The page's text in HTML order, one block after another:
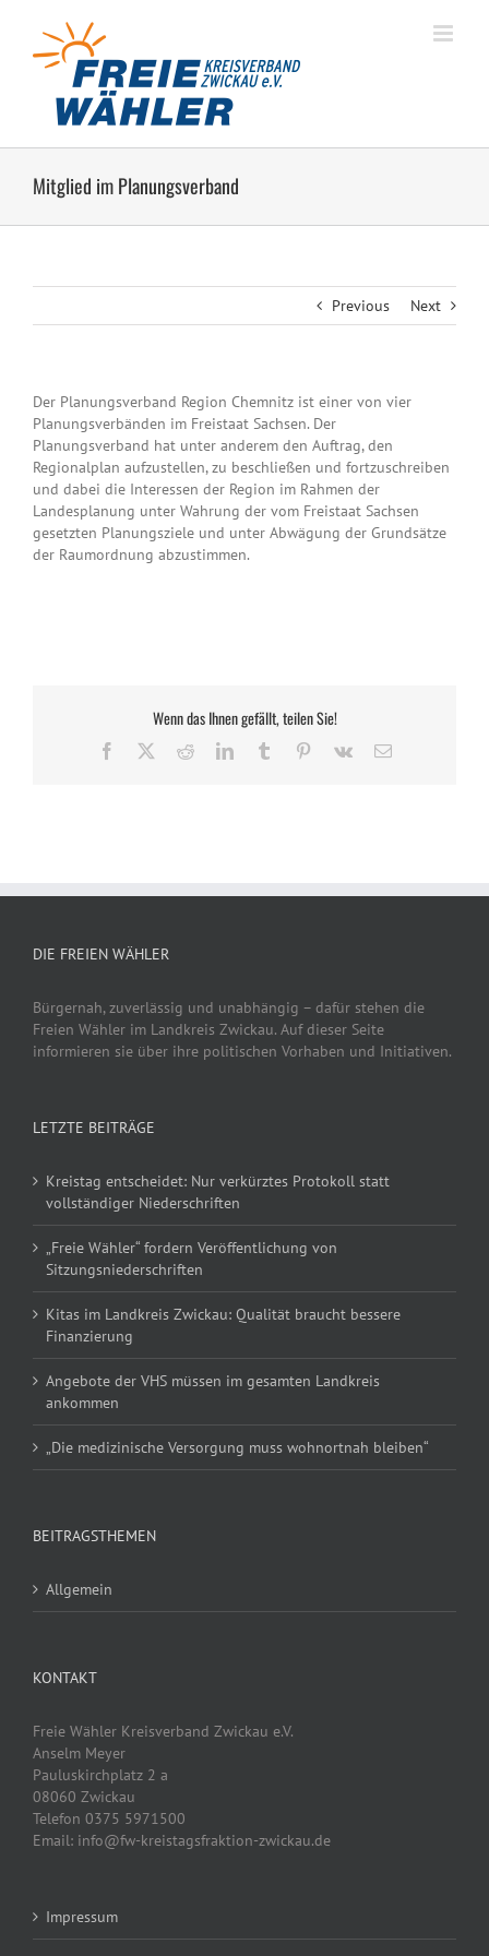
springen
Mitglied im Planungsverband
Previous Next
Der Planungsverband Region Chemnitz ist einer von vier
Planungsverbänden im Freistaat Sachsen. Der
Planungsverband hat unter anderem den Auftrag, den
Regionalplan aufzustellen, zu beschließen und fortzuschreiben
und dabei die Interessen der Region im Rahmen der
Landesplanung unter Wahrung der vom Freistaat Sachsen
gesetzten Planungsziele und unter Abwägung der Grundsätze
der Raumordnung abzustimmen.
Wenn das Ihnen gefällt, teilen Sie!
Facebook RedditLinkedInTumblr Pinterest
Vk
E-
DIE FREIEN WÄHLER
Bürgernah, zuverlässig und unabhängig – dafür stehen die
Freien Wähler im Landkreis Zwickau. Auf dieser Seite
informieren sie über ihre politischen Vorhaben und Initiativen.
LETZTE BEITRÄGE
Kreistag entscheidet: Nur verkürztes Protokoll statt
vollständiger Niederschriften
„Freie Wähler“ fordern Veröffentlichung von
Sitzungsniederschriften
Kitas im Landkreis Zwickau: Qualität braucht bessere
Finanzierung
Angebote der VHS müssen im gesamten Landkreis
ankommen
„Die medizinische Versorgung muss wohnortnah bleiben“
BEITRAGSTHEMEN
Allgemein
KONTAKT
Freie Wähler Kreisverband Zwickau e.V.
Anselm Meyer
Pauluskirchplatz 2 a
08060 Zwickau
Telefon 0375 5971500
Email: info@fw-kreistagsfraktion-zwickau.de
Impressum